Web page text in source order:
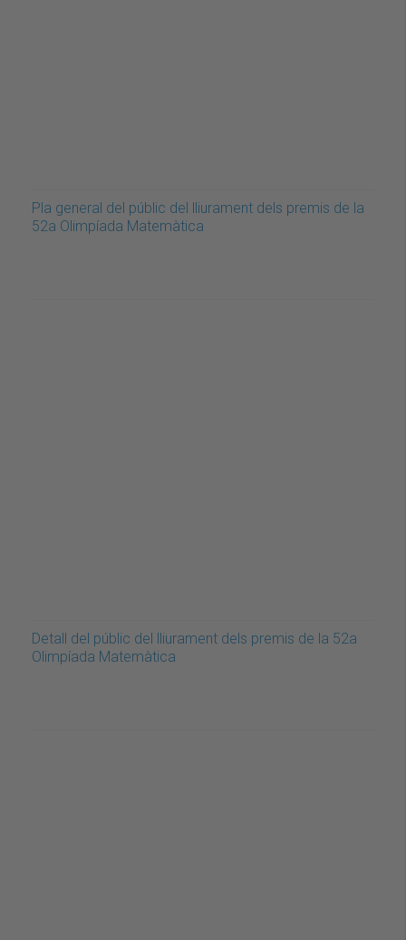
Pla general del públic del lliurament dels premis de la
52a Olimpíada Matemàtica
Detall del públic del lliurament dels premis de la 52a
Olimpíada Matemàtica